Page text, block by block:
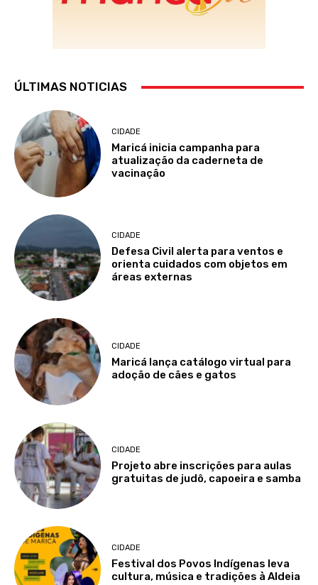
ÚLTIMAS NOTICIAS
CIDADE
Maricá inicia campanha para
atualização da caderneta de
vacinação
CIDADE
Defesa Civil alerta para ventos e
orienta cuidados com objetos em
áreas externas
CIDADE
Maricá lança catálogo virtual para
adoção de cães e gatos
CIDADE
Projeto abre inscrições para aulas
gratuitas de judô, capoeira e samba
CIDADE
Festival dos Povos Indígenas leva
cultura, música e tradições à Aldeia